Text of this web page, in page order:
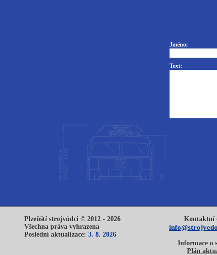
Jméno:
Text:
Plzeňští strojvůdci © 2012 - 2026
Všechna práva vyhrazena
Poslední aktualizace: 3. 8. 2026
Kontaktní
Informace o
Plán